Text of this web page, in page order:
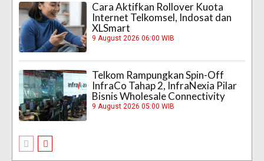
Cara Aktifkan Rollover Kuota
Internet Telkomsel, Indosat dan
XLSmart
9 August 2026 06:00 WIB
Telkom Rampungkan Spin-Off
InfraCo Tahap 2, InfraNexia Pilar
Bisnis Wholesale Connectivity
9 August 2026 05:00 WIB